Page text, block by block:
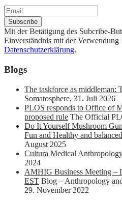
Mit der Betätigung des Subcribe-
Einverständnis mit der Verwendung
Datenschutzerklärung.
Blogs
The taskforce as
Somatosphere, 31. Juli 2026
PLOS responds to Office of
proposed rule The Official
Do It Yourself Mushroom
Fun and Healthy and balanced
August 2025
Cultura Medical
2024
AMHIG Business Meeting –
EST Blog – Anthropology
29. November 2022